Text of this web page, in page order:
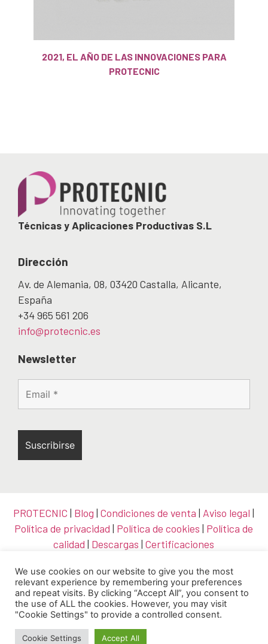
2021, EL AÑO DE LAS INNOVACIONES PARA
PROTECNIC
Técnicas y Aplicaciones Productivas S.L
Dirección
Av. de Alemania, 08, 03420 Castalla, Alicante,
España
+34 965 561 206
info@protecnic.es
Newsletter
PROTECNIC | Blog | Condiciones de venta | Aviso legal |
Política de privacidad | Política de cookies | Política de
calidad | Descargas | Certificaciones
We use cookies on our website to give you the most
relevant experience by remembering your preferences
and repeat visits. By clicking “Accept All”, you consent to
the use of ALL the cookies. However, you may visit
"Cookie Settings" to provide a controlled consent.
Cookie Settings Accept All